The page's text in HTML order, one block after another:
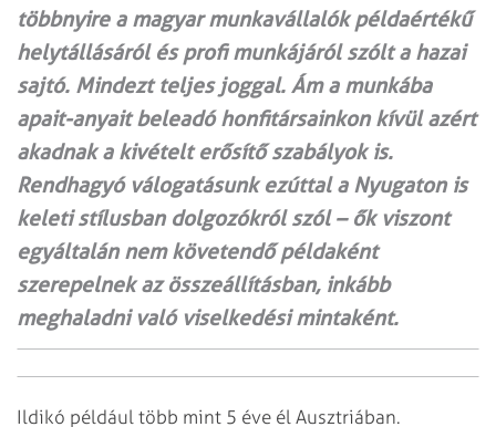
többnyire a magyar munkavállalók példaértékű
helytállásáról és profi munkájáról szólt a hazai
sajtó. Mindezt teljes joggal. Ám a munkába
apait-anyait beleadó honfitársainkon kívül azért
akadnak a kivételt erősítő szabályok is.
Rendhagyó válogatásunk ezúttal a Nyugaton is
keleti stílusban dolgozókról szól – ők viszont
egyáltalán nem követendő példaként
szerepelnek az összeállításban, inkább
meghaladni való viselkedési mintaként.
Ildikó például több mint 5 éve él Ausztriában.